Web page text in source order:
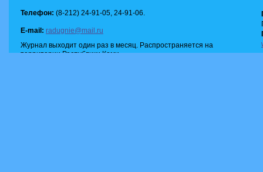
Телефон: (8-212) 24-91-05, 24-91-06.
E-mail: radugnie@mail.ru
Журнал выходит один раз в месяц. Распространяется на
территории Республики Коми.